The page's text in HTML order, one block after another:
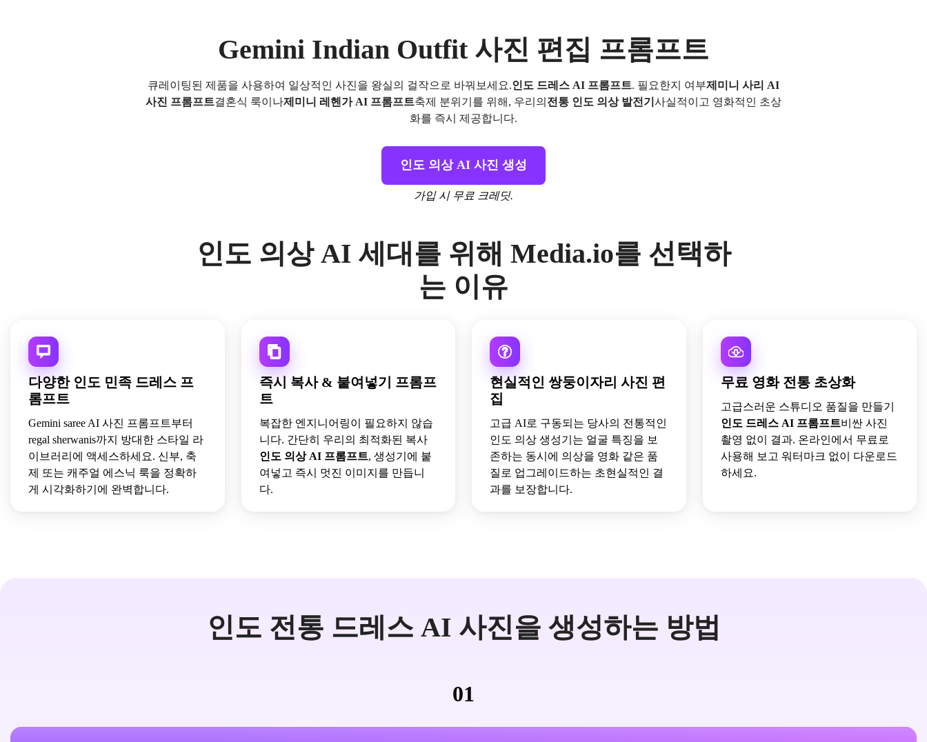
Gemini Indian Outfit 사진 편집 프롬프트
큐레이팅된 제품을 사용하여 일상적인 사진을 왕실의 걸작으로 바꿔보세요.인도 드레스 AI 프롬프트. 필요한지 여부제미니 사리 AI
사진 프롬프트결혼식 룩이나제미니 레헨가 AI 프롬프트축제 분위기를 위해, 우리의 전통 인도 의상 발전기 사실적이고 영화적인 초상
화를 즉시 제공합니다.
인도 의상 AI 사진 생성
가입 시 무료 크레딧.
인도 의상 AI 세대를 위해 Media.io를 선택하
는 이유
다양한 인도 민족 드레스 프
롬프트
Gemini saree AI 사진 프롬프트부터
regal sherwanis까지 방대한 스타일 라
이브러리에 액세스하세요. 신부, 축
제 또는 캐주얼 에스닉 룩을 정확하
게 시각화하기에 완벽합니다.
즉시 복사 & 붙여넣기 프롬프
트
복잡한 엔지니어링이 필요하지 않습
니다. 간단히 우리의 최적화된 복사
인도 의상 AI 프롬프트, 생성기에 붙
여넣고 즉시 멋진 이미지를 만듭니
다.
현실적인 쌍둥이자리 사진 편
집
고급 AI로 구동되는 당사의 전통적인
인도 의상 생성기는 얼굴 특징을 보
존하는 동시에 의상을 영화 같은 품
질로 업그레이드하는 초현실적인 결
과를 보장합니다.
무료 영화 전통 초상화
고급스러운 스튜디오 품질을 만들기
인도 드레스 AI 프롬프트비싼 사진
촬영 없이 결과. 온라인에서 무료로
사용해 보고 워터마크 없이 다운로드
하세요.
인도 전통 드레스 AI 사진을 생성하는 방법
01